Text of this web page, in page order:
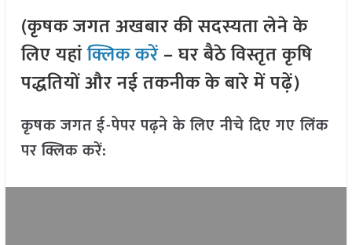
(कृषक जगत अखबार की सदस्यता लेने के
लिए यहांक्लिक करें– घर बैठे विस्तृत कृषि
पद्धतियों और नई तकनीक के बारे में पढ़ें)
कृषक जगत ई-पेपर पढ़ने के लिए नीचे दिए गए लिंक
पर क्लिक करें: